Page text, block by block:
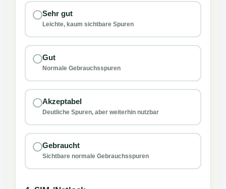
Sehr gut
Leichte, kaum sichtbare Spuren
Gut
Normale Gebrauchsspuren
Akzeptabel
Deutliche Spuren, aber weiterhin nutzbar
Gebraucht
Sichtbare normale Gebrauchsspuren